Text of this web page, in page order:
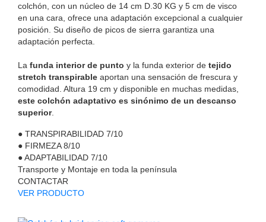
colchón, con un núcleo de 14 cm D.30 KG y 5 cm de visco
en una cara, ofrece una adaptación excepcional a cualquier
posición. Su diseño de picos de sierra garantiza una
adaptación perfecta.
La funda interior de punto y la funda exterior de tejido
stretch transpirable aportan una sensación de frescura y
comodidad. Altura 19 cm y disponible en muchas medidas,
este colchón adaptativo es sinónimo de un descanso
superior.
● TRANSPIRABILIDAD 7/10
● FIRMEZA 8/10
●ADAPTABILIDAD 7/10
Transporte y Montaje en toda la península
CONTACTAR
VER PRODUCTO